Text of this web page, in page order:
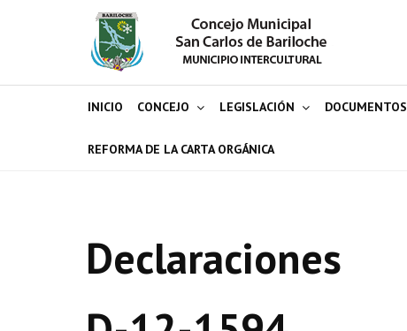
INICIO CONCEJO LEGISLACIÓN DOCUMENTOS
REFORMA DE LA CARTA ORGÁNICA
Declaraciones